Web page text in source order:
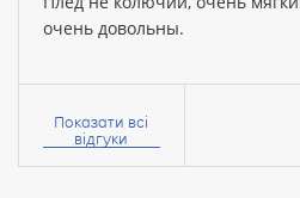
очень довольны.
Ваше
Показати всі
відгуки